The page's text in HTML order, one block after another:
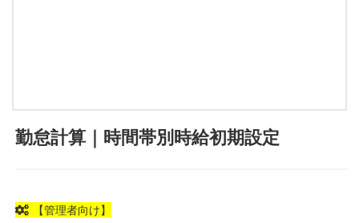
勤怠計算｜時間帯別時給初期設定
【管理者向け】